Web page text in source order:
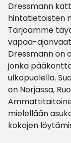
Dressmann
hintatietoisten
Tarjoamme
vapaa-
Dressmann on
jonka
ulkopuolella.
on Norjassa,
mielellään
kokojen